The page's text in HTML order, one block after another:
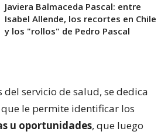
Javiera Balmaceda Pascal: entre
Isabel Allende, los recortes en Chile
y los "rollos" de Pedro Pascal
servicio de salud, se dedica
le permite identificar los
u oportunidades, que luego